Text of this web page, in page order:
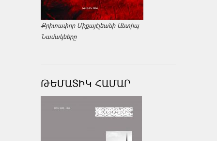
Քրիտափոր Միքայէլեանի Անտիպ
Նամակները
ԹԵՄԱՏԻԿ ՀԱՄԱՐ